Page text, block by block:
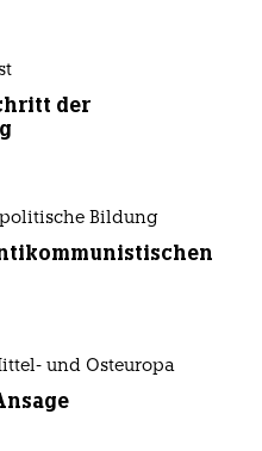
der
Bildung
und Osteuropa